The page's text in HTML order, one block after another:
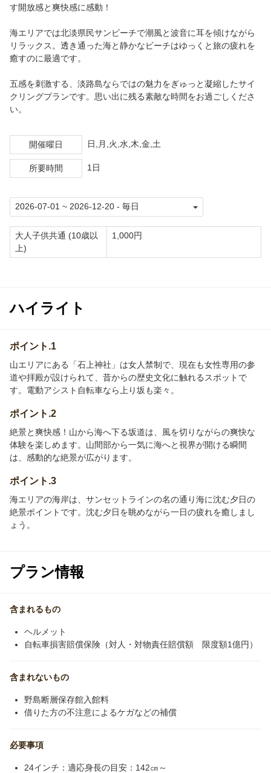
す開放感と爽快感に感動！
海エリアでは北淡県民サンビーチで潮風と波音に耳を傾けながら
リラックス。透き通った海と静かなビーチはゆっくと旅の疲れを
癒すのに最適です。
五感を刺激する、淡路島ならではの魅力をぎゅっと凝縮したサイ
クリングプランです。思い出に残る素敵な時間をお過ごしくださ
い。
開催曜日 日,月,火,水,木,金,土
所要時間 1日
大人子供共通 (10歳以
上)
1,000円
ハイライト
ポイント.1
山エリアにある「石上神社」は女人禁制で、現在も女性専用の参
道や拝殿が設けられて、昔からの歴史文化に触れるスポットで
す。電動アシスト自転車なら上り坂も楽々。
ポイント.2
絶景と爽快感！山から海へ下る坂道は、風を切りながらの爽快な
体験を楽しめます。山間部から一気に海へと視界が開ける瞬間
は、感動的な絶景が広がります。
ポイント.3
海エリアの海岸は、サンセットラインの名の通り海に沈む夕日の
絶景ポイントです。沈む夕日を眺めながら一日の疲れを癒しまし
ょう。
プラン情報
含まれるもの
ヘルメット
自転車損害賠償保険（対人・対物責任賠償額 限度額1億円）
含まれないもの
野島断層保存館入館料
借りた方の不注意によるケガなどの補償
必要事項
24インチ：適応身長の目安：142㎝～